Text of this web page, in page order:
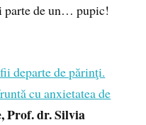
parte de un… pupic!
departe de părinţi.
cu anxietatea de
Prof. dr. Silvia